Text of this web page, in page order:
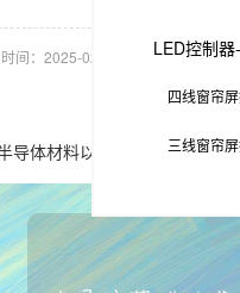
LED控制
四线窗帘
三线窗帘
时间：2025-02-26 11:52:10 来
体材料以形成薄膜结构的过